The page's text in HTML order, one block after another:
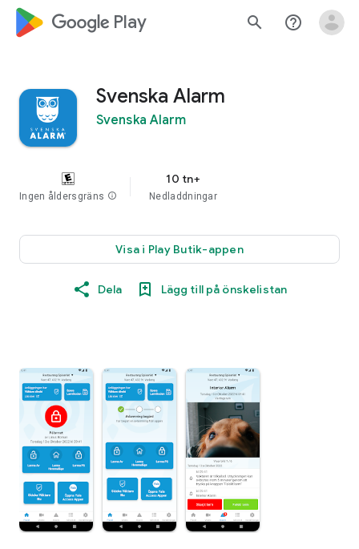
google_logo Play search help_outline
Svenska Alarm
Svenska Alarm
Ingen åldersgräns info
10 tn+
Nedladdningar
Visa i Play Butik-appen
Dela Lägg till på önskelistan